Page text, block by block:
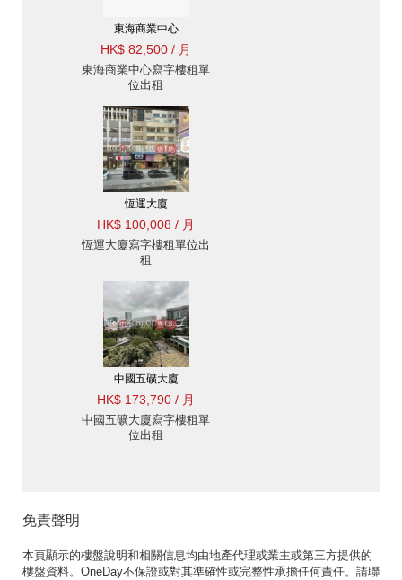
東海商業中心
HK$ 82,500 / 月
東海商業中心寫字樓租單
位出租
恆運大廈
HK$ 100,008 / 月
恆運大廈寫字樓租單位出
租
中國五礦大廈
HK$ 173,790 / 月
中國五礦大廈寫字樓租單
位出租
免責聲明
本頁顯示的樓盤說明和相關信息均由地產代理或業主或第三方提供的
樓盤資料。OneDay不保證或對其準確性或完整性承擔任何責任。請聯